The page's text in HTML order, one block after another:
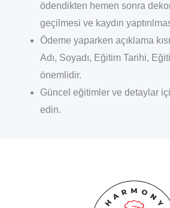
ödendikten hemen sonra
geçilmesi ve kaydın
Ödeme yaparken açıklama
Adı, Soyadı, Eğitim Tarihi,
önemlidir.
Güncel eğitimler ve detaylar
edin.